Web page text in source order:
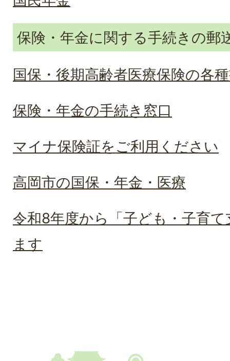
保険・年金に関する手続きの郵
国保・後期高齢者医療保険の各
保険・年金の手続き窓口
マイナ保険証をご利用ください
高岡市の国保・年金・医療
令和8年度から「子ども・子育
ます